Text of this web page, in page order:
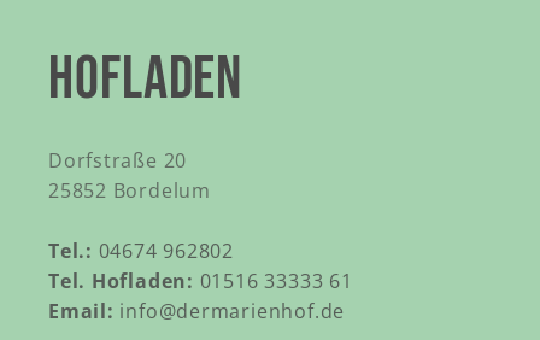
HOFLADEN
Dorfstraße 20
25852 Bordelum
Tel.: 04674 962802
Tel. Hofladen: 01516 33333 61
Email: info@dermarienhof.de